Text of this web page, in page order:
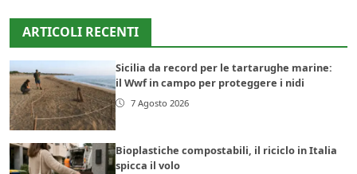
ARTICOLI RECENTI
Sicilia da record per le tartarughe marine:
il Wwf in campo per proteggere i nidi
7 Agosto 2026
Bioplastiche compostabili, il riciclo in Italia
spicca il volo